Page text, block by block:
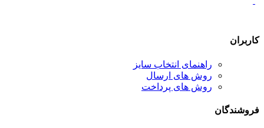
کاربران
راهنمای انتخاب سایز
روش های ارسال
روش های پرداخت
فروشندگان